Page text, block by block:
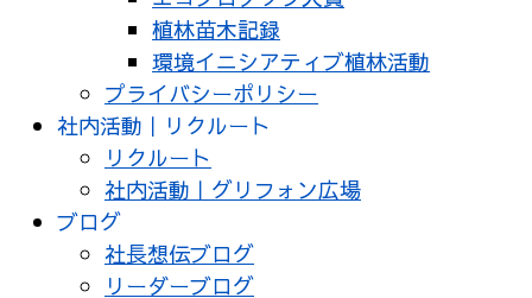
植林苗木記録
環境イニシアティブ植林活動
プライバシーポリシー
社内活動｜リクルート
リクルート
社内活動｜グリフォン広場
ブログ
社長想伝ブログ
リーダーブログ